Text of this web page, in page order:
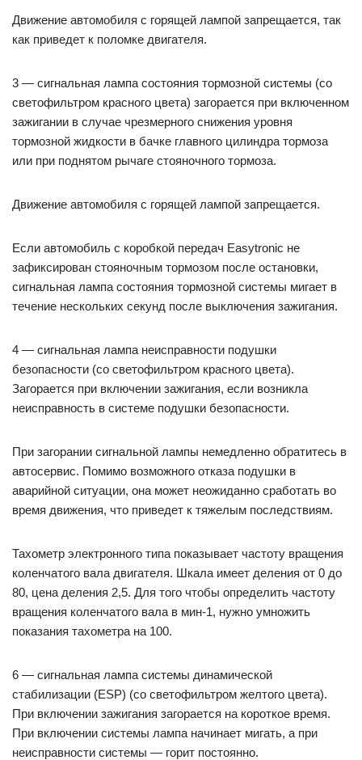
Движение автомобиля с горящей лампой запрещается, так
как приведет к поломке двигателя.
3 — сигнальная лампа состояния тормозной системы (со
светофильтром красного цвета) загорается при включенном
зажигании в случае чрезмерного снижения уровня
тормозной жидкости в бачке главного цилиндра тормоза
или при поднятом рычаге стояночного тормоза.
Движение автомобиля с горящей лампой запрещается.
Если автомобиль с коробкой передач Easytronic не
зафиксирован стояночным тормозом после остановки,
сигнальная лампа состояния тормозной системы мигает в
течение нескольких секунд после выключения зажигания.
4 — сигнальная лампа неисправности подушки
безопасности (со светофильтром красного цвета).
Загорается при включении зажигания, если возникла
неисправность в системе подушки безопасности.
При загорании сигнальной лампы немедленно обратитесь в
автосервис. Помимо возможного отказа подушки в
аварийной ситуации, она может неожиданно сработать во
время движения, что приведет к тяжелым последствиям.
Тахометр электронного типа показывает частоту вращения
коленчатого вала двигателя. Шкала имеет деления от 0 до
80, цена деления 2,5. Для того чтобы определить частоту
вращения коленчатого вала в мин-1, нужно умножить
показания тахометра на 100.
6 — сигнальная лампа системы динамической
стабилизации (ESP) (со светофильтром желтого цвета).
При включении зажигания загорается на короткое время.
При включении системы лампа начинает мигать, а при
неисправности системы — горит постоянно.